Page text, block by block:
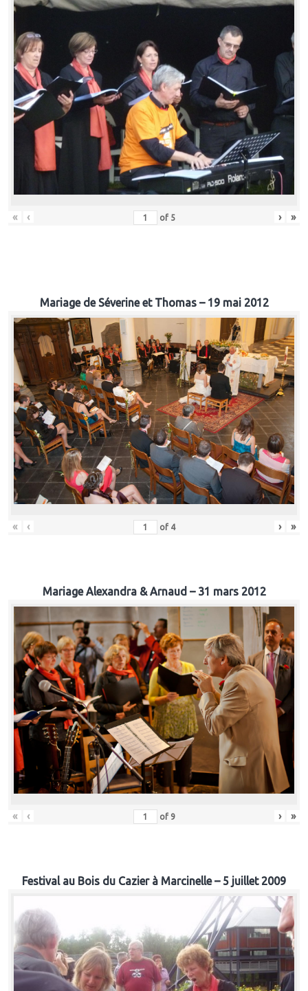
« ‹ of 5 › »
Mariage de Séverine et Thomas – 19 mai 2012
« ‹ of 4 › »
Mariage Alexandra & Arnaud – 31 mars 2012
« ‹ of 9 › »
Festival au Bois du Cazier à Marcinelle – 5 juillet 2009